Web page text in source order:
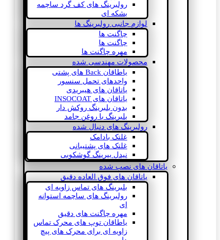
رولبرینگ های کف گرد ساچمه
بشکه ای
لوازم جانبی رولبرینگ ها
چاگنت ها
چاگنت ها
مهره چاگنت ها
محصولات مهندسی شده
یاطاقان Back های پشتی
واحدهای تحمل سنسور
یاتاقان های هیبریدی
یاتاقان های INSOCOAT
بدون بلبرینگ روکش دار
بلبرینگ با روغن جامد
رولبرینگ های دنبال شده
غلتک بادامک
غلتک های پشتیبانی
نیدل بیرینگ گوشکوبی
یاتاقان های نصب شده
یاتاقان های فوق العاده دقیق
بلبرینگ های تماس زاویه ای
رولبرینگ های ساچمه استوانه
ای
مهره چاگنت های دقیق
یاطاقان توپ های محرک تماس
زاویه ای برای محرک های پیچ